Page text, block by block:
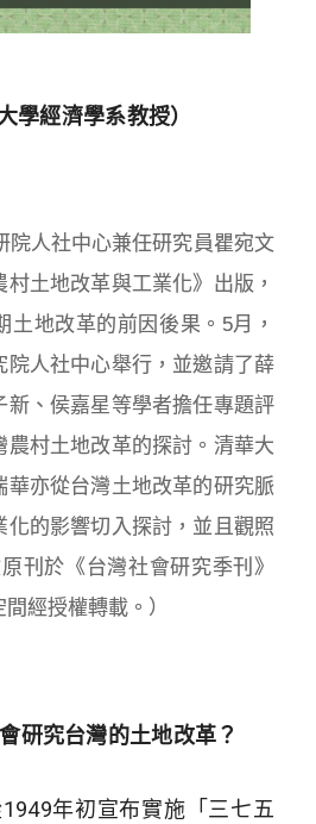
學經濟學系教授）
院人社中心兼任研究員瞿宛文
土地改革與工業化》出版，
土地改革的前因後果。5月，
院人社中心舉行，並邀請了薛
新、侯嘉星等學者擔任專題評
農村土地改革的探討。清華大
華亦從台灣土地改革的研究脈
化的影響切入探討，並且觀照
刊於《台灣社會研究季刊》
經授權轉載。）
研究台灣的土地改革？
年初宣布實施「三七五